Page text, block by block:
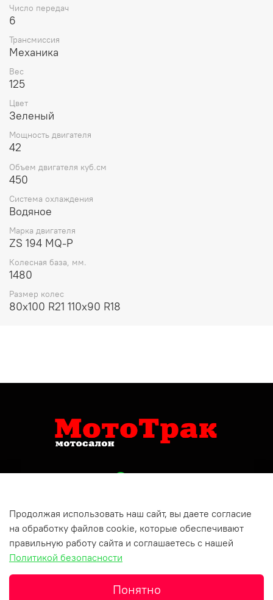
Число передач
6
Трансмиссия
Механика
Вес
125
Цвет
Зеленый
Мощность двигателя
42
Объем двигателя куб.см
450
Система охлаждения
Водяное
Марка двигателя
ZS 194 MQ-P
Колесная база, мм.
1480
Размер колес
80х100 R21 110х90 R18
+79809150732
Респ Татарстан, г Бугульма, ул Хусаина Ямашева, д 10
Продолжая использовать наш сайт, вы даете согласие
на обработку файлов cookie, которые обеспечивают
правильную работу сайта и соглашаетесь с нашей
Политикой безопасности
Понятно